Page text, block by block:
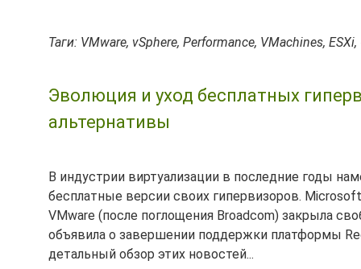
Таги: VMware, vSphere, Performance, VMachines,
Эволюция и уход бесплатных
альтернативы
В индустрии виртуализации в последние годы
бесплатные версии своих гипервизоров.
VMware (после поглощения Broadcom) закрыла
объявила о завершении поддержки платформы
детальный обзор этих новостей...